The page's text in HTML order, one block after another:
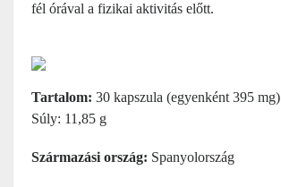
fél órával a fizikai aktivitás előtt.
Tartalom: 30 kapszula (egyenként 395 mg)
Súly: 11,85 g
Származási ország: Spanyolország